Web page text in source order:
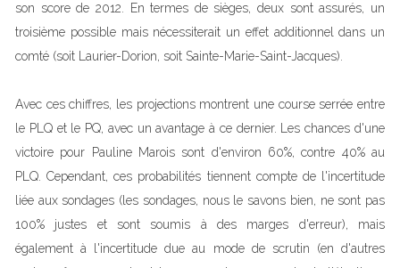
son score de 2012. En termes de sièges, deux sont assurés, un
troisième possible mais nécessiterait un effet additionnel dans un
comté (soit Laurier-Dorion, soit Sainte-Marie-Saint-Jacques).
Avec ces chiffres, les projections montrent une course serrée entre
le PLQ et le PQ, avec un avantage à ce dernier. Les chances d'une
victoire pour Pauline Marois sont d'environ 60%, contre 40% au
PLQ. Cependant, ces probabilités tiennent compte de l'incertitude
liée aux sondages (les sondages, nous le savons bien, ne sont pas
100% justes et sont soumis à des marges d'erreur), mais
également à l'incertitude due au mode de scrutin (en d'autres